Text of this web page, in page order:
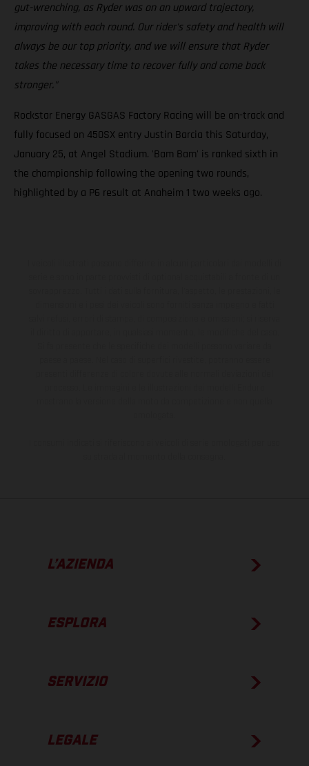
gut-wrenching, as Ryder was on an upward trajectory,
improving with each round. Our rider's safety and health will
always be our top priority, and we will ensure that Ryder
takes the necessary time to recover fully and come back
stronger."
Rockstar Energy GASGAS Factory Racing will be on-track and
fully focused on 450SX entry Justin Barcia this Saturday,
January 25, at Angel Stadium. 'Bam Bam' is ranked sixth in
the championship following the opening two rounds,
highlighted by a P6 result at Anaheim 1 two weeks ago.
L’AZIENDA
ESPLORA
SERVIZIO
LEGALE